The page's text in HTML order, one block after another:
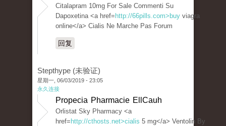
Citalapram 10mg For Sale Commenti Su
Dapoxetina <a href= http://66pills.com>buy viagra
online</a> Cialis Ne Marche Pas Forum
回复
Stepthype (未验证)
星期一, 06/03/2019 - 23:05
永久连接
Propecia Pharmacie EllCauh
Orlistat Sky Pharmacy <a
href= http://cthosts.net>cialis 5 mg</a> Ventolin By